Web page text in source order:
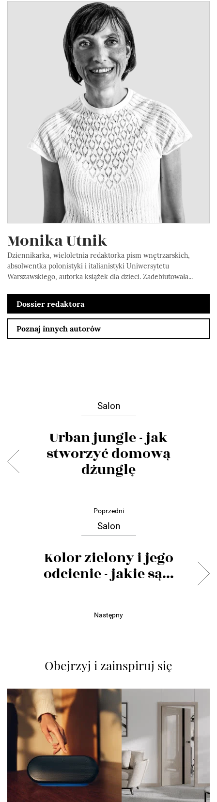
Monika Utnik
Dziennikarka, wieloletnia redaktorka pism wnętrzarskich,
absolwentka polonistyki i italianistyki Uniwersytetu
Warszawskiego, autorka książek dla dzieci. Zadebiutowała...
Dossier redaktora
Poznaj innych autorów
Salon
Urban jungle - jak
stworzyć domową
dżunglę
Poprzedni
Salon
Kolor zielony i jego
odcienie - jakie są...
Następny
Obejrzyj i zainspiruj się